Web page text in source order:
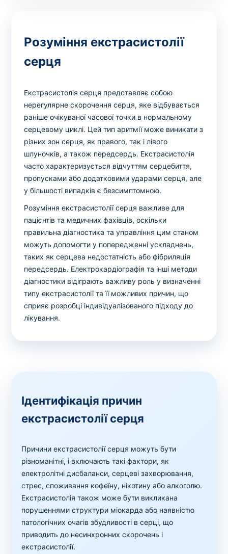
Розуміння екстрасистолії
серця
Екстрасистолія серця представляє собою
нерегулярне скорочення серця, яке відбувається
раніше очікуваної часової точки в нормальному
серцевому циклі. Цей тип аритмії може виникати з
різних зон серця, як правого, так і лівого
шлуночків, а також передсердь. Екстрасистолія
часто характеризується відчуттям серцебиття,
пропусками або додатковими ударами серця, але
у більшості випадків є безсимптомною.
Розуміння екстрасистолії серця важливе для
пацієнтів та медичних фахівців, оскільки
правильна діагностика та управління цим станом
можуть допомогти у попередженні ускладнень,
таких як серцева недостатність або фібриляція
передсердь. Електрокардіографія та інші методи
діагностики відіграють важливу роль у визначенні
типу екстрасистолії та її можливих причин, що
сприяє розробці індивідуалізованого підходу до
лікування.
Ідентифікація причин
екстрасистолії серця
Причини екстрасистолії серця можуть бути
різноманітні, і включають такі фактори, як
електролітні дисбаланси, серцеві захворювання,
стрес, споживання кофеїну, нікотину або алкоголю.
Екстрасистолія також може бути викликана
порушеннями структури міокарда або наявністю
патологічних очагів збудливості в серці, що
приводить до несинхронних скорочень і
екстрасистолії.